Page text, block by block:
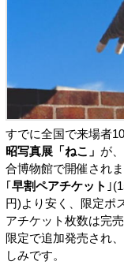
すでに全国で来場者
昭写真展「ねこ」 が
合博物館で開催されま
｢ 早割ペアチケット ｣
円)より安く、限定ポ
アチケット枚数は完
限定で追加発売され
しみです。